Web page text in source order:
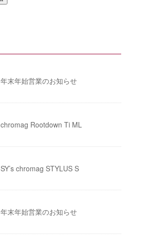
年末年始営業のお知らせ
chromag Rootdown Ti ML
SY’s chromag STYLUS S
年末年始営業のお知らせ